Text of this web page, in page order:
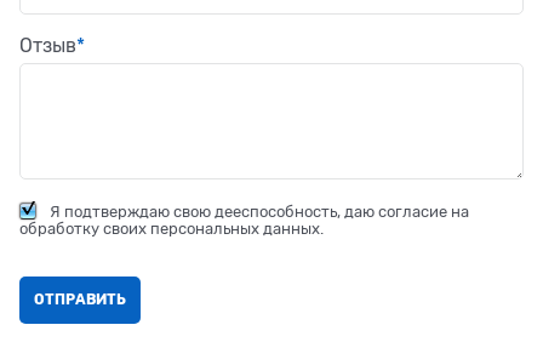
Отзыв
Я подтверждаю свою дееспособность, даю согласие на
обработку своих персональных данных.